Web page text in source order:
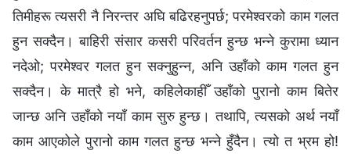
तिमीहरू त्यसरी नै निरन्तर अघि बढिरहनुपर्छ; परमेश्‍वरको काम गलत
हुन सक्दैन। बाहिरी संसार कसरी परिवर्तन हुन्छ भन्‍ने कुरामा ध्यान
नदेओ; परमेश्‍वर गलत हुन सक्नुहुन्न, अनि उहाँको काम गलत हुन
सक्दैन। के मात्रै हो भने, कहिलेकाहीँ उहाँको पुरानो काम बितेर
जान्छ अनि उहाँको नयाँ काम सुरु हुन्छ। तथापि, त्यसको अर्थ नयाँ
काम आएकोले पुरानो काम गलत हुन्छ भन्‍ने हुँदैन। त्यो त भ्रम हो!